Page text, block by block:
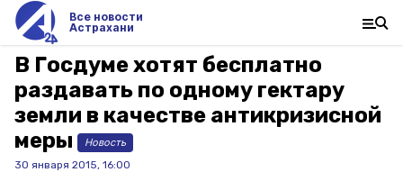
Все новости
Астрахани
В Госдуме хотят бесплатно
раздавать по одному гектару
земли в качестве антикризисной
меры
Новость
30 января 2015, 16:00